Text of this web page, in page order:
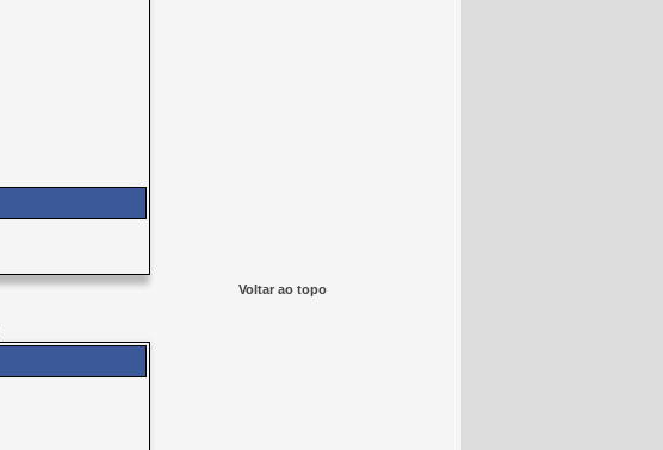
Voltar ao topo